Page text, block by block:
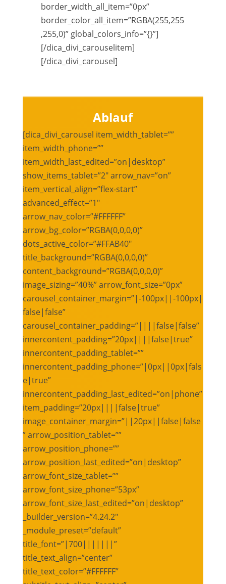
border_width_all_item=”0px”
border_color_all_item=”RGBA(255,255
,255,0)” global_colors_info=”{}”]
[/dica_divi_carouselitem]
[/dica_divi_carousel]
Ablauf
[dica_divi_carousel item_width_tablet=””
item_width_phone=””
item_width_last_edited=”on|desktop”
show_items_tablet=”2″ arrow_nav=”on”
item_vertical_align=”flex-start”
advanced_effect=”1″
arrow_nav_color=”#FFFFFF”
arrow_bg_color=”RGBA(0,0,0,0)”
dots_active_color=”#FFAB40″
title_background=”RGBA(0,0,0,0)”
content_background=”RGBA(0,0,0,0)”
image_sizing=”40%” arrow_font_size=”0px”
carousel_container_margin=”|-100px||-100px|
false|false”
carousel_container_padding=”||||false|false”
innercontent_padding=”20px||||false|true”
innercontent_padding_tablet=””
innercontent_padding_phone=”|0px||0px|fals
e|true”
innercontent_padding_last_edited=”on|phone”
item_padding=”20px||||false|true”
image_container_margin=”||20px||false|false
” arrow_position_tablet=””
arrow_position_phone=””
arrow_position_last_edited=”on|desktop”
arrow_font_size_tablet=””
arrow_font_size_phone=”53px”
arrow_font_size_last_edited=”on|desktop”
_builder_version=”4.24.2″
_module_preset=”default”
title_font=”|700|||||||”
title_text_align=”center”
title_text_color=”#FFFFFF”